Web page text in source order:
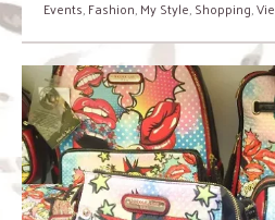
Events,Fashion,My Style,Shopping,